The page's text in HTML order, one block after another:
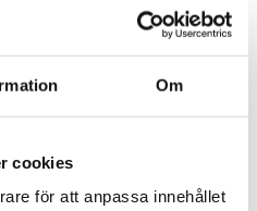
Om
cookies
för att anpassa innehållet
& CA1631
Arnoux kalibratorer